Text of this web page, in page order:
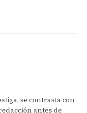
se contrasta con
antes de